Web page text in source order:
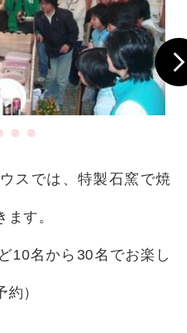
スでは、特製石窯で焼
す。
10名から30名でお楽し
）